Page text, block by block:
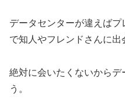
データセンターが違えば
で知人やフレンドさんに出
絶対に会いたくないから
う。